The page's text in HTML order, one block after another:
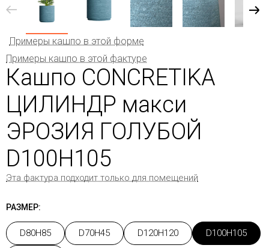
Примеры кашпо в этой форме
Примеры кашпо в этой фактуре
Кашпо CONCRETIKA
ЦИЛИНДР макси
ЭРОЗИЯ ГОЛУБОЙ
D100H105
Эта фактура подходит только для помещений
РАЗМЕР:
D80H85 D70H45 D120H120 D100H105